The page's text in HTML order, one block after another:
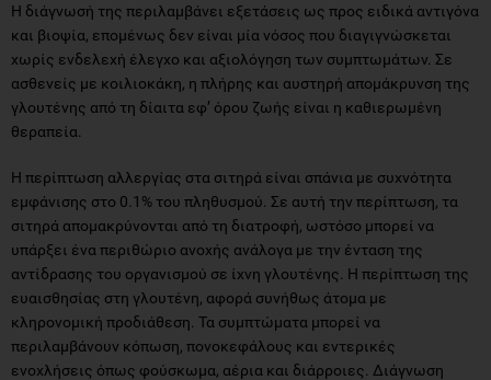
Η διάγνωσή της περιλαμβάνει εξετάσεις ως προς ειδικά αντιγόνα
και βιοψία, επομένως δεν είναι μία νόσος που διαγιγνώσκεται
χωρίς ενδελεχή έλεγχο και αξιολόγηση των συμπτωμάτων. Σε
ασθενείς με κοιλιοκάκη, η πλήρης και αυστηρή απομάκρυνση της
γλουτένης από τη δίαιτα εφ’ όρου ζωής είναι η καθιερωμένη
θεραπεία.
Η περίπτωση αλλεργίας στα σιτηρά είναι σπάνια με συχνότητα
εμφάνισης στο 0.1% του πληθυσμού. Σε αυτή την περίπτωση, τα
σιτηρά απομακρύνονται από τη διατροφή, ωστόσο μπορεί να
υπάρξει ένα περιθώριο ανοχής ανάλογα με την ένταση της
αντίδρασης του οργανισμού σε ίχνη γλουτένης. Η περίπτωση της
ευαισθησίας στη γλουτένη, αφορά συνήθως άτομα με
κληρονομική προδιάθεση. Τα συμπτώματα μπορεί να
περιλαμβάνουν κόπωση, πονοκεφάλους και εντερικές
ενοχλήσεις όπως φούσκωμα, αέρια και διάρροιες. Διάγνωση